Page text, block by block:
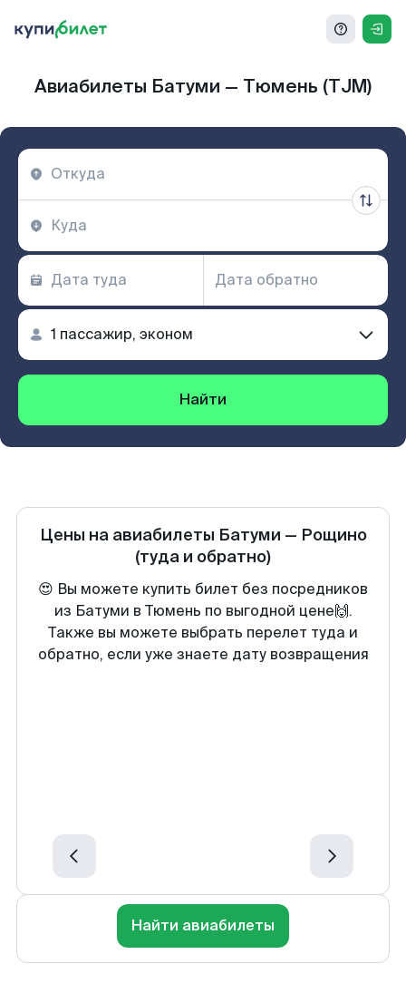
Авиабилеты Батуми — Тюмень (TJM)
Найти
Цены на авиабилеты Батуми — Рощино
(туда и обратно)
😍 Вы можете купить билет без посредников
из Батуми в Тюмень по выгодной цене🙌.
Также вы можете выбрать перелет туда и
обратно, если уже знаете дату возвращения
Найти авиабилеты